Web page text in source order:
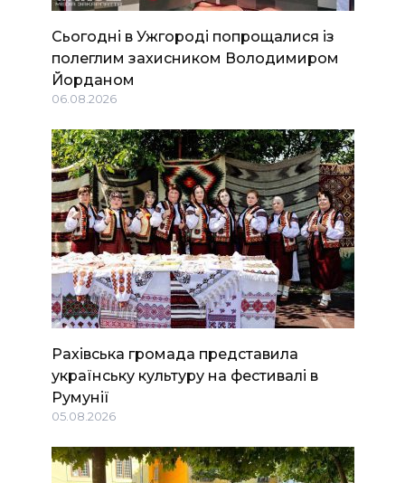
Сьогодні в Ужгороді попрощалися із
полеглим захисником Володимиром
Йорданом
06.08.2026
Рахівська громада представила
українську культуру на фестивалі в
Румунії
05.08.2026